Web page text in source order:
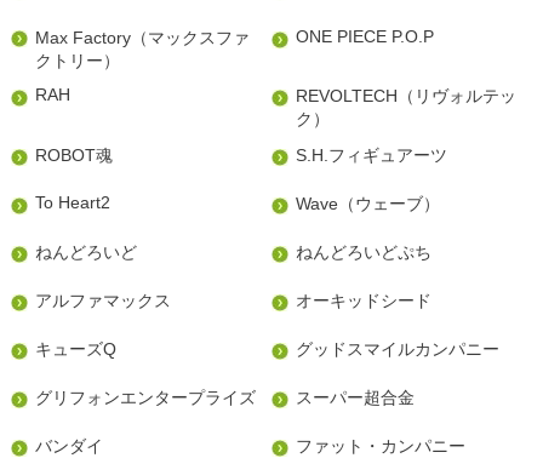
Max Factory（マックスファ
クトリー）
ONE PIECE P.O.P
RAH
REVOLTECH（リヴォルテッ
ク）
ROBOT魂
S.H.フィギュアーツ
To Heart2 Wave（ウェーブ）
ねんどろいど ねんどろいどぷち
アルファマックス オーキッドシード
キューズQ グッドスマイルカンパニー
グリフォンエンタープライズ スーパー超合金
バンダイ ファット・カンパニー